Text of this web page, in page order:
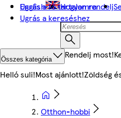
Ugrás a fő tartalomra
Ugrás a kereséshez
English Hogyan rendelj
Összes kategória Rendelj most!
Helló suli!Most ajánlott!Zöldség
Otthon-hobbi